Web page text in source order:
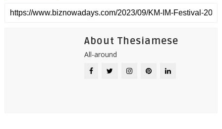
About Thesiamese
All-around